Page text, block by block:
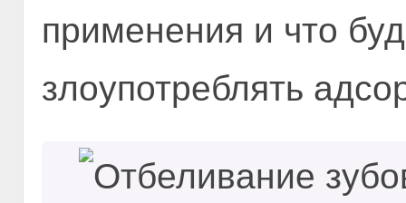
применения и что
злоупотреблять